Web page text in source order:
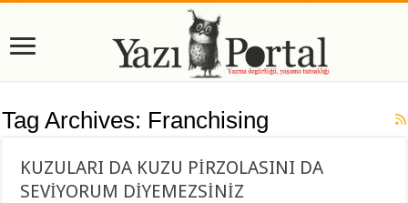
Tag Archives: Franchising
KUZULARI DA KUZU PİRZOLASINI DA
SEVİYORUM DİYEMEZSİNİZ